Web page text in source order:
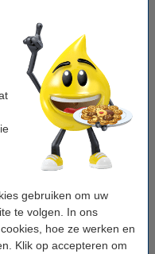
gebruiken om uw
te volgen. In ons
hoe ze werken en
Klik op accepteren om
bedrukking (10
blauw